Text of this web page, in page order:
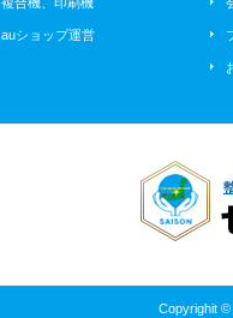
auショップ運営
Copyrighit ©